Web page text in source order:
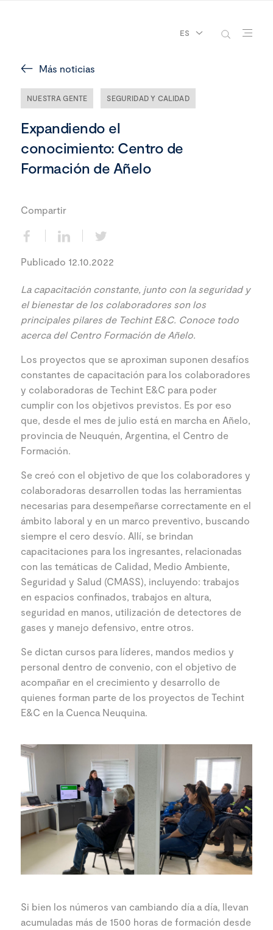
ES
Más noticias
NUESTRA GENTE SEGURIDAD Y CALIDAD
Expandiendo el
conocimiento: Centro de
Formación de Añelo
Compartir
Publicado 12.10.2022
La capacitación constante, junto con la seguridad y
el bienestar de los colaboradores son los
principales pilares de Techint E&C. Conoce todo
acerca del Centro Formación de Añelo.
Los proyectos que se aproximan suponen desafíos
constantes de capacitación para los colaboradores
y colaboradoras de Techint E&C para poder
cumplir con los objetivos previstos. Es por eso
que, desde el mes de julio está en marcha en Añelo,
provincia de Neuquén, Argentina, el Centro de
Formación.
Se creó con el objetivo de que los colaboradores y
colaboradoras desarrollen todas las herramientas
necesarias para desempeñarse correctamente en el
ámbito laboral y en un marco preventivo, buscando
siempre el cero desvío. Allí, se brindan
capacitaciones para los ingresantes, relacionadas
con las temáticas de Calidad, Medio Ambiente,
Seguridad y Salud (CMASS), incluyendo: trabajos
en espacios confinados, trabajos en altura,
seguridad en manos, utilización de detectores de
gases y manejo defensivo, entre otros.
Se dictan cursos para líderes, mandos medios y
personal dentro de convenio, con el objetivo de
acompañar en el crecimiento y desarrollo de
quienes forman parte de los proyectos de Techint
E&C en la Cuenca Neuquina.
Si bien los números van cambiando día a día, llevan
acumuladas más de 1500 horas de formación desde